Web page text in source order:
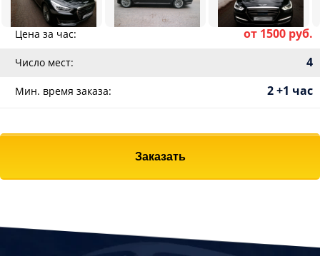
Цена за час: от 1500 руб.
Число мест: 4
Мин. время заказа: 2 +1 час
Заказать